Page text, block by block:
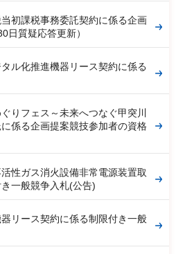
初課税事務委託契約に係る企画
日質疑応答更新）
ル化推進機器リース契約に係る
りフェス～未来へつなぐ甲突川
係る企画提案競技参加者の資格
性ガス消火設備非常電源装置取
一般競争入札(公告)
リース契約に係る制限付き一般